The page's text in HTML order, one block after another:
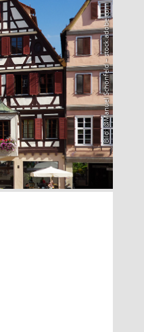
Bild: @Manuel Schönfeld – stock.adobe.com